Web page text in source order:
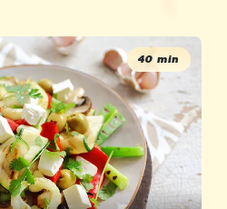
40 min